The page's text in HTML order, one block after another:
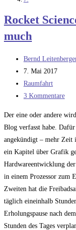
Rocket
much
Beitrags-
Autor:
Bernd
Beitrag
veröffentlicht:
7. Mai 2017
Beitrags-
Kategorie:
Raumfahrt
Beitrags-
3 Kommentare
Der eine oder andere
Blog verfasst habe.
angekündigt – mehr Zeit
ein Kapitel über Grafik
Hardwareentwicklung
in einem Prozessor zum
Zweiten hat die
täglich eineinhalb
Erholungspause nach
Stunden des Tages